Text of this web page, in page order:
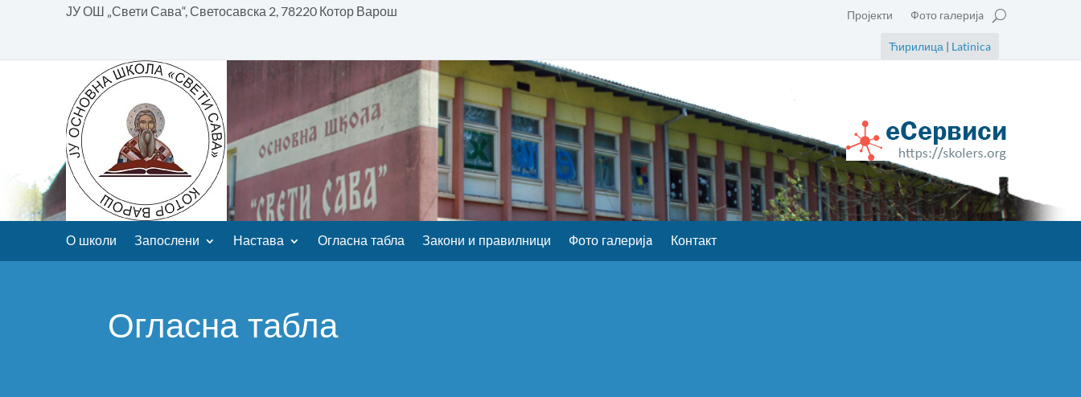
ЈУ ОШ „Свети Сава“, Светосавска 2, 78220 Котор Варош Пројекти Фото галеријa
Ћирилица | Latinica
О школи Запослени Настава Огласна табла Закони и правилници Фото галеријa Контакт
Огласна табла